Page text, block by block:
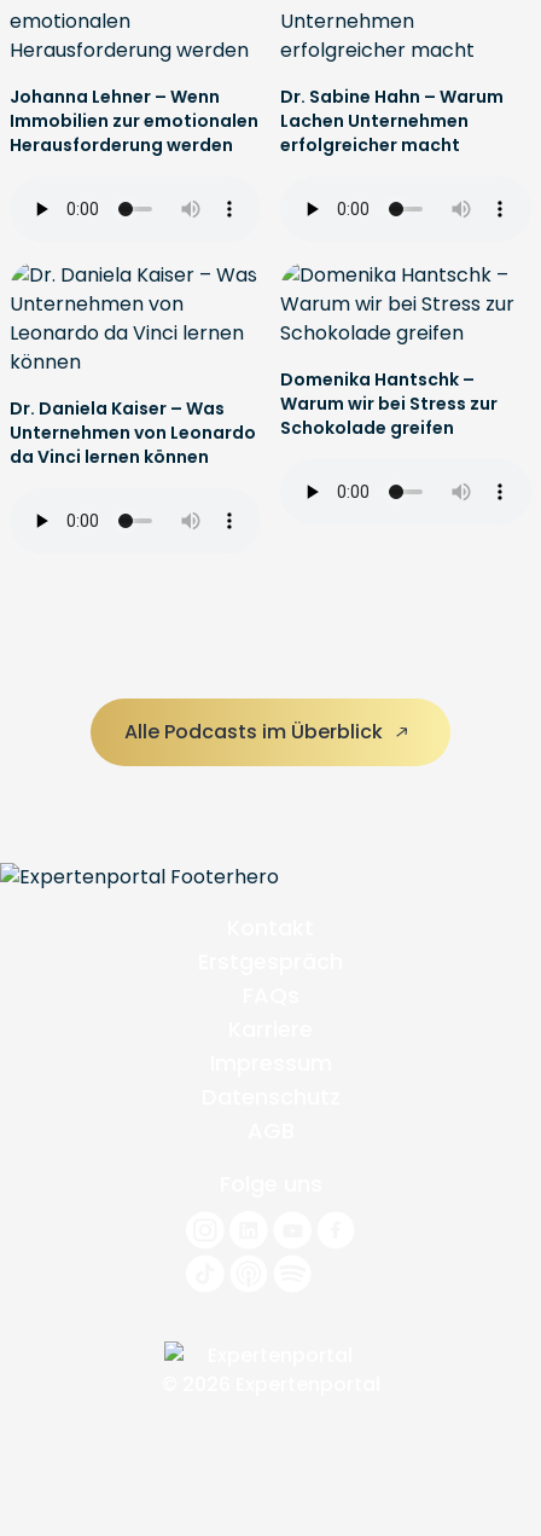
Johanna Lehner – Wenn
Immobilien zur emotionalen
Herausforderung werden
Dr. Sabine Hahn – Warum
Lachen Unternehmen
erfolgreicher macht
Dr. Daniela Kaiser – Was
Unternehmen von Leonardo
da Vinci lernen können
Domenika Hantschk –
Warum wir bei Stress zur
Schokolade greifen
Alle Podcasts im Überblick